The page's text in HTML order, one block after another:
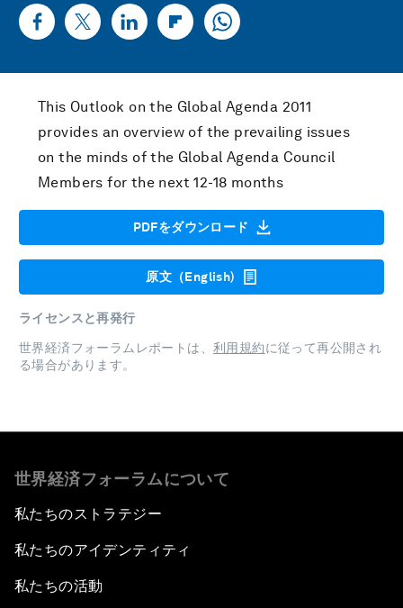
This Outlook on the Global Agenda 2011
provides an overview of the prevailing issues
on the minds of the Global Agenda Council
Members for the next 12-18 months
PDFをダウンロード
原文（English)
ライセンスと再発行
世界経済フォーラムレポートは、 利用規約に従って再公開され
る場合があります。
世界経済フォーラムについて
私たちのストラテジー
私たちのアイデンティティ
私たちの活動